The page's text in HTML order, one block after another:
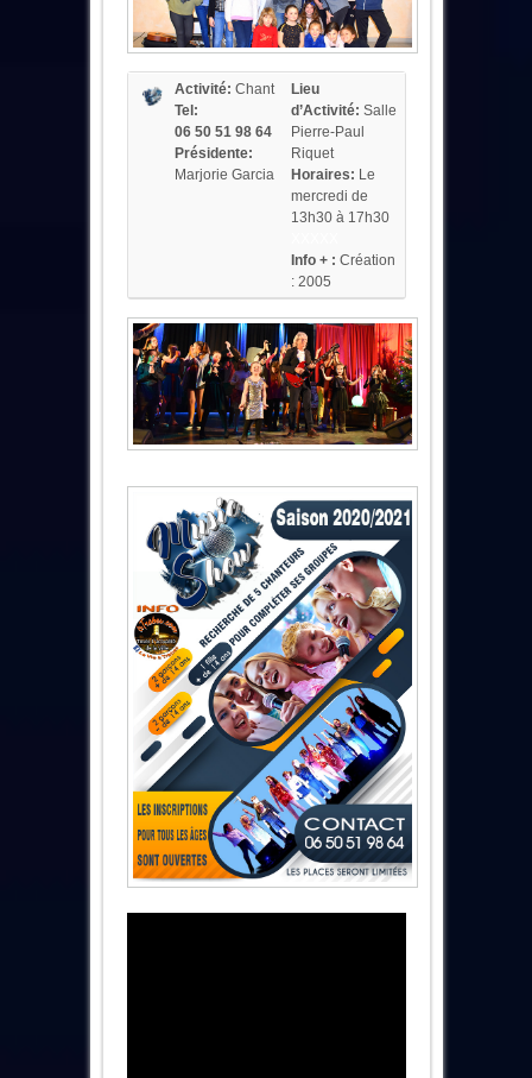
Activité: Chant
Tel:
06 50 51 98 64
Présidente:
Marjorie Garcia
Lieu
d’Activité: Salle
Pierre-Paul
Riquet
Horaires: Le
mercredi de
13h30 à 17h30
Info + : Création
: 2005